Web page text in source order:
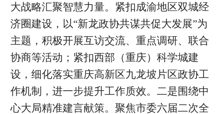
大战略汇聚智慧力量。紧扣成渝地区双城经
济圈建设，以“新龙政协共谋共促大发展”为
主题，积极开展互访交流、重点调研、联合
协商等活动；紧扣西部（重庆）科学城建
设，细化落实重庆高新区九龙坡片区政协工
作机制，进一步提升工作质效。二是围绕中
心大局精准建言献策。聚焦市委六届二次全